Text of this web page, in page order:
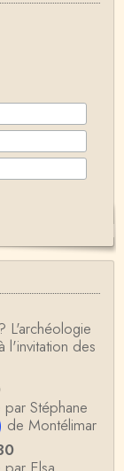
L'archéologie
l'invitation des
Stéphane
de Montélimar